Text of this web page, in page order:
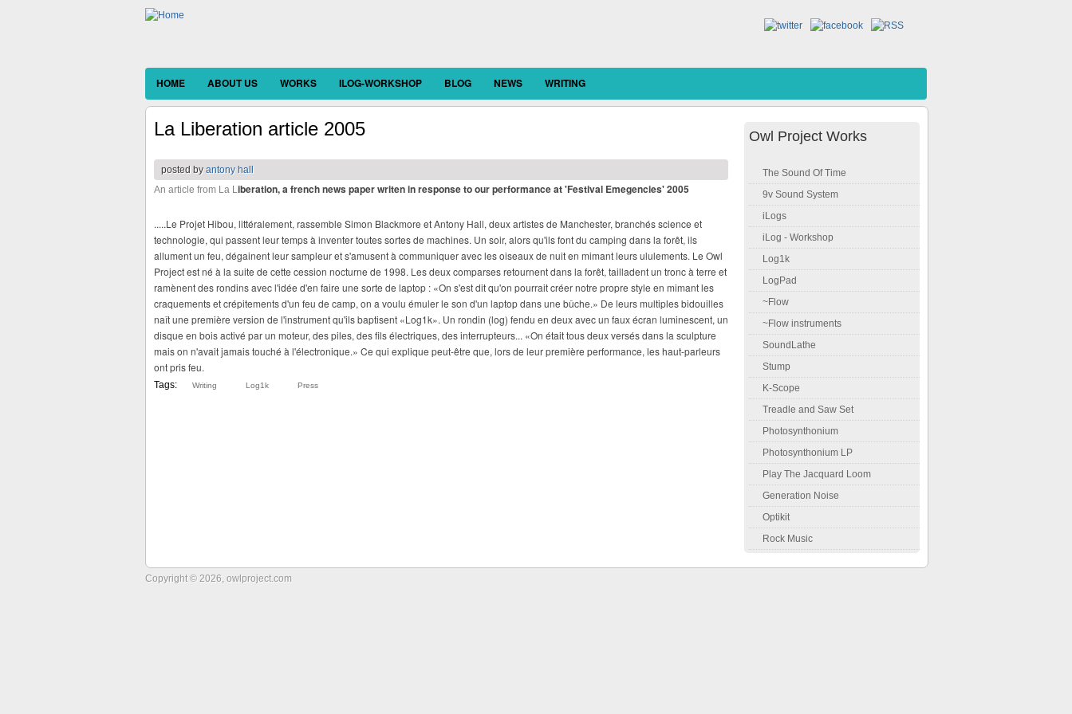
HOME ABOUT US WORKS ILOG-WORKSHOP BLOG NEWS WRITING
La Liberation article 2005
posted byantony hall
An article from La L iberation, a french news paper writen in response to our performance at 'Festival Emegencies' 2005
.....Le Projet Hibou, littéralement, rassemble Simon Blackmore et Antony Hall, deux artistes de Manchester, branchés science et
technologie, qui passent leur temps à inventer toutes sortes de machines. Un soir, alors qu'ils font du camping dans la forêt, ils
allument un feu, dégainent leur sampleur et s'amusent à communiquer avec les oiseaux de nuit en mimant leurs ululements. Le Owl
Project est né à la suite de cette cession nocturne de 1998. Les deux comparses retournent dans la forêt, tailladent un tronc à terre et
ramènent des rondins avec l'idée d'en faire une sorte de laptop : «On s'est dit qu'on pourrait créer notre propre style en mimant les
craquements et crépitements d'un feu de camp, on a voulu émuler le son d'un laptop dans une bûche.» De leurs multiples bidouilles
naît une première version de l'instrument qu'ils baptisent «Log1k». Un rondin (log) fendu en deux avec un faux écran luminescent, un
disque en bois activé par un moteur, des piles, des fils électriques, des interrupteurs... «On était tous deux versés dans la sculpture
mais on n'avait jamais touché à l'électronique.» Ce qui explique peut-être que, lors de leur première performance, les haut-parleurs
ont pris feu.
Tags: Writing Log1k Press
Owl Project Works
The Sound Of Time
9v Sound System
iLogs
iLog - Workshop
Log1k
LogPad
~Flow
~Flow instruments
SoundLathe
Stump
K-Scope
Treadle and Saw Set
Photosynthonium
Photosynthonium LP
Play The Jacquard Loom
Generation Noise
Optikit
Rock Music
Copyright © 2026, owlproject.com